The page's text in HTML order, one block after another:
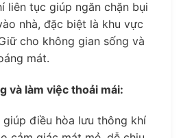
liên tục giúp ngăn chặn bụi
nhà, đặc biệt là khu vực
cho không gian sống và
mát.
và làm việc thoải mái:
giúp điều hòa lưu thông khí